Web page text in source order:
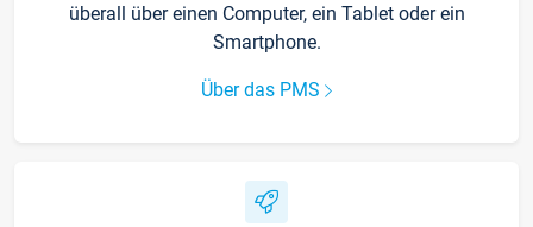
überall über einen Computer, ein Tablet oder ein
Smartphone.
Über das PMS